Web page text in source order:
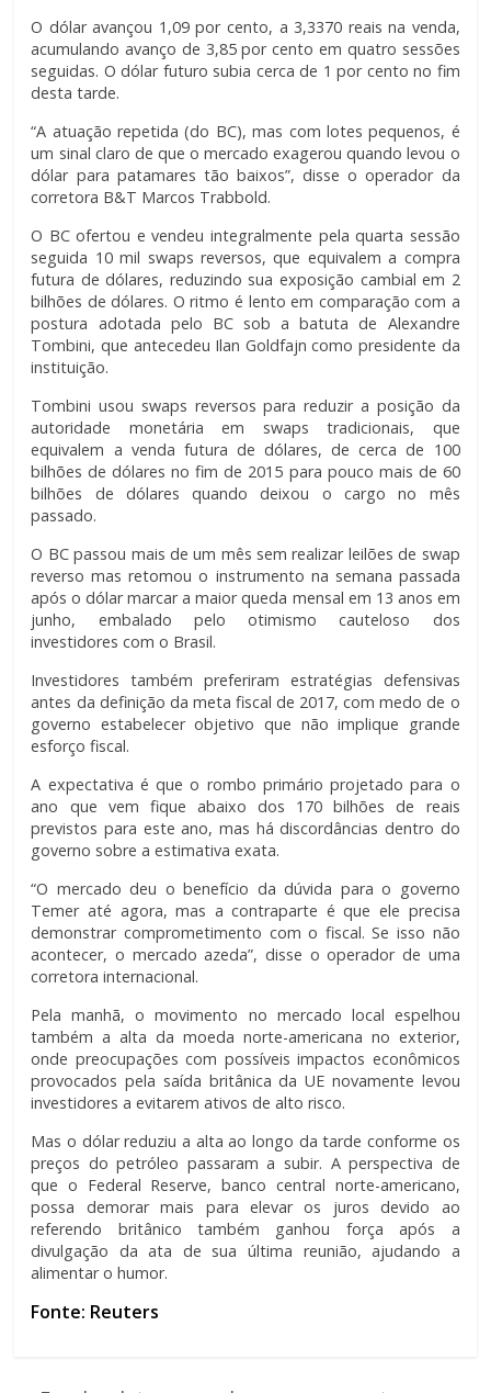
O dólar avançou 1,09 por cento, a 3,3370 reais na venda,
acumulando avanço de 3,85 por cento em quatro sessões
seguidas. O dólar futuro subia cerca de 1 por cento no fim
desta tarde.
“A atuação repetida (do BC), mas com lotes pequenos, é
um sinal claro de que o mercado exagerou quando levou o
dólar para patamares tão baixos”, disse o operador da
corretora B&T Marcos Trabbold.
O BC ofertou e vendeu integralmente pela quarta sessão
seguida 10 mil swaps reversos, que equivalem a compra
futura de dólares, reduzindo sua exposição cambial em 2
bilhões de dólares. O ritmo é lento em comparação com a
postura adotada pelo BC sob a batuta de Alexandre
Tombini, que antecedeu Ilan Goldfajn como presidente da
instituição.
Tombini usou swaps reversos para reduzir a posição da
autoridade monetária em swaps tradicionais, que
equivalem a venda futura de dólares, de cerca de 100
bilhões de dólares no fim de 2015 para pouco mais de 60
bilhões de dólares quando deixou o cargo no mês
passado.
O BC passou mais de um mês sem realizar leilões de swap
reverso mas retomou o instrumento na semana passada
após o dólar marcar a maior queda mensal em 13 anos em
junho, embalado pelo otimismo cauteloso dos
investidores com o Brasil.
Investidores também preferiram estratégias defensivas
antes da definição da meta fiscal de 2017, com medo de o
governo estabelecer objetivo que não implique grande
esforço fiscal.
A expectativa é que o rombo primário projetado para o
ano que vem fique abaixo dos 170 bilhões de reais
previstos para este ano, mas há discordâncias dentro do
governo sobre a estimativa exata.
“O mercado deu o benefício da dúvida para o governo
Temer até agora, mas a contraparte é que ele precisa
demonstrar comprometimento com o fiscal. Se isso não
acontecer, o mercado azeda”, disse o operador de uma
corretora internacional.
Pela manhã, o movimento no mercado local espelhou
também a alta da moeda norte-americana no exterior,
onde preocupações com possíveis impactos econômicos
provocados pela saída britânica da UE novamente levou
investidores a evitarem ativos de alto risco.
Mas o dólar reduziu a alta ao longo da tarde conforme os
preços do petróleo passaram a subir. A perspectiva de
que o Federal Reserve, banco central norte-americano,
possa demorar mais para elevar os juros devido ao
referendo britânico também ganhou força após a
divulgação da ata de sua última reunião, ajudando a
alimentar o humor.
Fonte: Reuters